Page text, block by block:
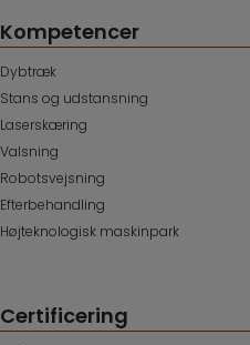
Kompetencer
Dybtræk
Stans og udstansning
Laserskæring
Valsning
Robotsvejsning
Efterbehandling
Højteknologisk maskinpark
Certificering